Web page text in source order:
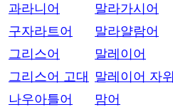
과라니어
구자라트어
그리스어
그리스어 고대
나우아틀어
말라가시어
말라얄람어
말레이어
말레이어 자위
맘어